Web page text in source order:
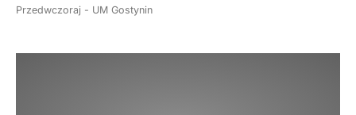
Przedwczoraj - UM Gostynin